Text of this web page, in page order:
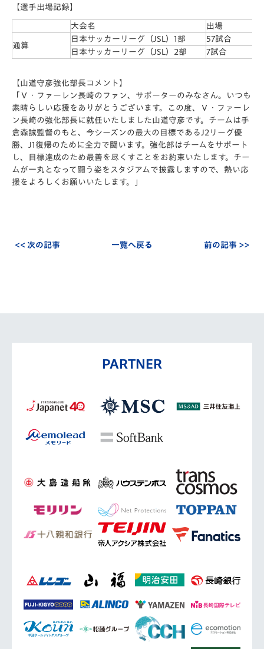
【選手出場記録】
大会名 出場
通算
日本サッカーリーグ（JSL）1部
57試合
日本サッカーリーグ（JSL）2部
7試合
【山道守彦強化部長コメント】
「Ｖ・ファーレン長崎のファン、サポーターのみなさん。いつも
素晴らしい応援をありがとうございます。この度、Ｖ・ファーレ
ン長崎の強化部長に就任いたしました山道守彦です。チームは手
倉森誠監督のもと、今シーズンの最大の目標であるJ2リーグ優
勝、J1復帰のために全力で闘います。強化部はチームをサポート
し、目標達成のため最善を尽くすことをお約束いたします。チー
ムが一丸となって闘う姿をスタジアムで披露しますので、熱い応
援をよろしくお願いいたします。」
<< 次の記事 一覧へ戻る 前の記事 >>
PARTNER